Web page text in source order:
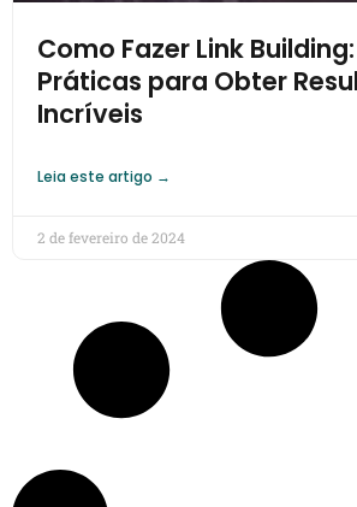
Como Fazer Link
Práticas para Obter
Incríveis
Leia este artigo →
2 de fevereiro de 2024